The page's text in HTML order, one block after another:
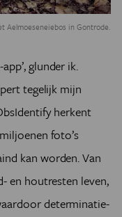
Aelmoeseneiebos in Gontrode.
glunder ik.
tegelijk mijn
herkent
foto’s
kan worden. Van
en houtresten leven,
determinatie-